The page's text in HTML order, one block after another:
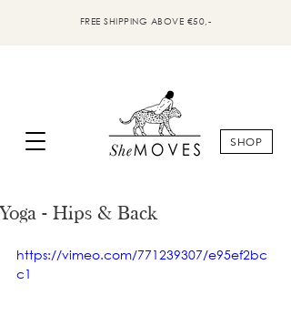
FREE SHIPPING ABOVE €50,-
SHOP
Yoga - Hips & Back
https://vimeo.com/771239307/e95ef2bc
c1